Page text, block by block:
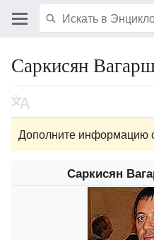
Саркисян
Дополните информацию
Саркисян